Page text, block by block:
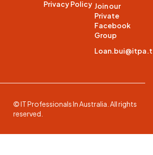
Privacy Policy Join our
Private
Facebook
Group
© IT Professionals In Australia. All rights
reserved.